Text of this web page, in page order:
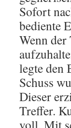
Sofort
bediente
Wenn
legte den
Schuss
Dieser
Treffer.
voll. Mit